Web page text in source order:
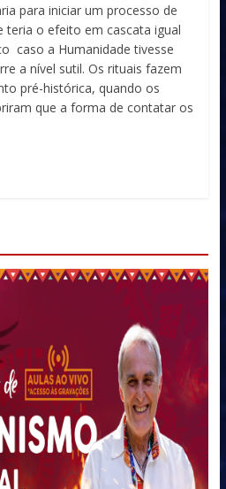
para iniciar um processo de
teria o efeito em cascata igual
caso a Humanidade tivesse
a nível sutil. Os rituais fazem
pré-histórica, quando os
que a forma de contatar os